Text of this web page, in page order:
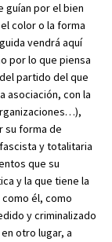
guían por el bien
color o la forma
vendrá aquí
por lo que piensa
partido del que
asociación, con la
su forma de
y totalitaria
que su
y la que tiene la
él, como
y criminalizado
otro lugar, a